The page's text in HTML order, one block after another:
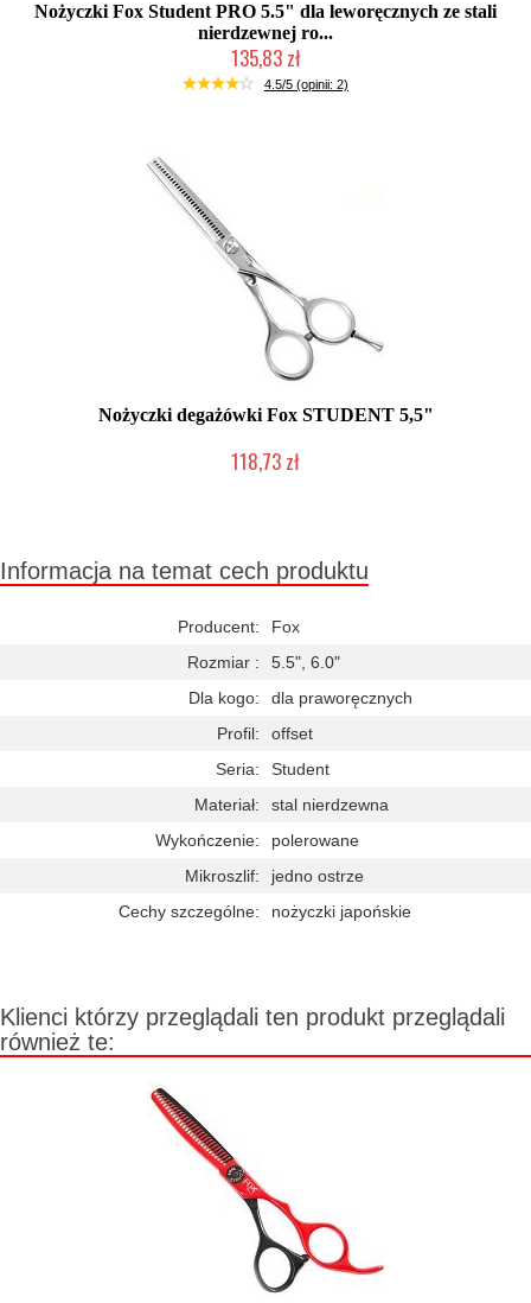
Nożyczki Fox Student PRO 5.5" dla leworęcznych ze stali
nierdzewnej ro...
135,83 zł
Duża ilość (wysyłka w 24h)
4.5/5 (opinii: 2)
Nożyczki degażówki Fox STUDENT 5,5"
118,73 zł
Informacja na temat cech produktu
Producent:
Fox
Rozmiar :
5.5", 6.0"
Dla kogo:
dla praworęcznych
Profil:
offset
Seria:
Student
Materiał:
stal nierdzewna
Wykończenie:
polerowane
Mikroszlif:
jedno ostrze
Cechy szczególne:
nożyczki japońskie
Klienci którzy przeglądali ten produkt przeglądali
również te: